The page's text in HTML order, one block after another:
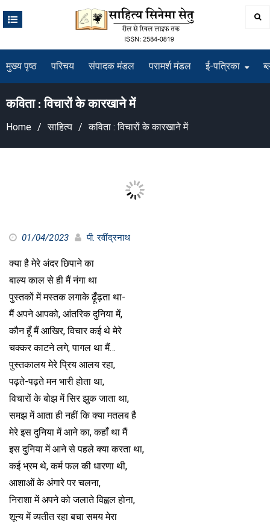
मुख्य पृष्ठ परिचय संपादक मंडल परामर्श मंडल ई-पत्रिका
कविता : विचारों के कारखाने में
Home साहित्य कविता : विचारों के कारखाने में
01/04/2023 पी. रवींद्रनाथ
क्या है मेरे अंदर छिपाने का
बाल्य काल से ही मैं नंगा था
पुस्तकों में मस्तक लगाके ढ़ूँढ़ता था-
मैं अपने आपको, आंतरिक दुनिया में,
कौन हूँ मैं आखिर, विचार कई थे मेरे
चक्कर काटने लगे, पागल था मैं…
पुस्तकालय मेरे प्रिय आलय रहा,
पढ़ते-पढ़ते मन भारी होता था,
विचारों के बोझ में सिर झुक जाता था,
समझ में आता ही नहीं कि क्या मतलब है
मेरे इस दुनिया में आने का, कहाँ था मैं
इस दुनिया में आने से पहले क्या करता था,
कई भ्रम थे, कर्म फल की धारणा थी,
आशाओं के अंगारे पर चलना,
निराशा में अपने को जलाते विह्वल होना,
शून्य में व्यतीत रहा बचा समय मेरा